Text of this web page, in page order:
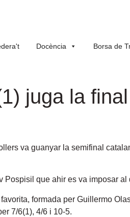
Docència Borsa de
juga la
va guanyar la semifinal
Pospisil que ahir es va imposar
formada per Guillermo
7/6(1), 4/6 i 10-5.